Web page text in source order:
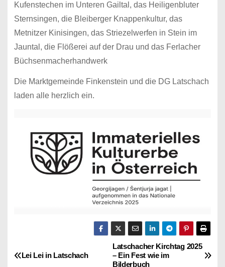
Kufenstechen im Unteren Gailtal, das Heiligenbluter
Sternsingen, die Bleiberger Knappenkultur, das
Metnitzer Kinisingen, das Striezelwerfen in Stein im
Jauntal, die Flößerei auf der Drau und das Ferlacher
Büchsenmacherhandwerk
Die Marktgemeinde Finkenstein und die DG Latschach
laden alle herzlich ein.
B
Latschacher Kirchtag 2025
– Ein Fest wie im
Bilderbuch
Lei Lei in Latschach